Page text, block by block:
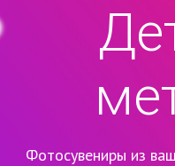
Фотосувениры из